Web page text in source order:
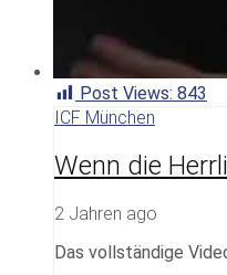
Post Views: 843
ICF München
Wenn die
2 Jahren ago
Das vollständige